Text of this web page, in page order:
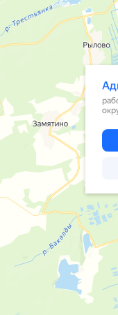
области — Яндекс Карты